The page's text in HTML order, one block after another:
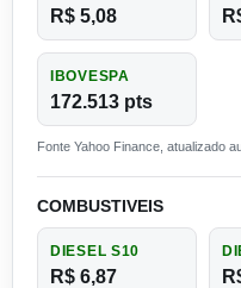
R$ 5,08
IBOVESPA
172.513 pts
Fonte Yahoo Finance, atualizado
COMBUSTIVEIS
DIESEL S10
R$ 6,87